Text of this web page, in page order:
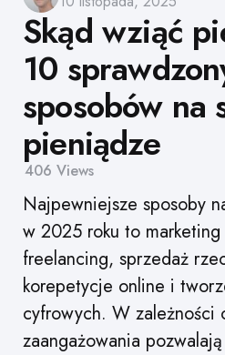
by
Skąd wziąć
10
sposobów na
pieniądze
406 Views
Najpewniejsze sposoby
w 2025 roku to
freelancing, sprzedaż
korepetycje online i
cyfrowych. W zależności
zaangażowania